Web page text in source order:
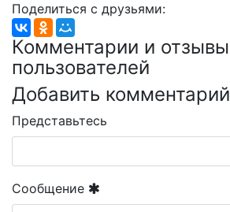
Поделиться с друзьями:
Комментарии и отзывы
пользователей
Добавить комментарий
Представьтесь
Сообщение